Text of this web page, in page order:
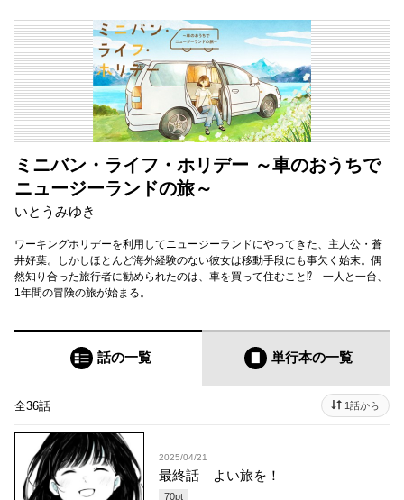
ミニバン・ライフ・ホリデー ～車のおうちで
ニュージーランドの旅～
いとうみゆき
ワーキングホリデーを利用してニュージーランドにやってきた、主人公・蒼
井好葉。しかしほとんど海外経験のない彼女は移動手段にも事欠く始末。偶
然知り合った旅行者に勧められたのは、車を買って住むこと⁉ 一人と一台、
1年間の冒険の旅が始まる。
話の一覧 単行本の一覧
全36話 1話から
2025/04/21
最終話 よい旅を！
70pt